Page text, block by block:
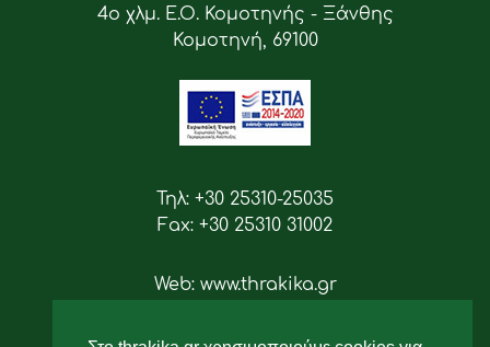
4ο χλμ. Ε.Ο. Κομοτηνής - Ξάνθης
Κομοτηνή, 69100
Τηλ: +30 25310-25035
Fax: +30 25310 31002
Web: www.thrakika.gr